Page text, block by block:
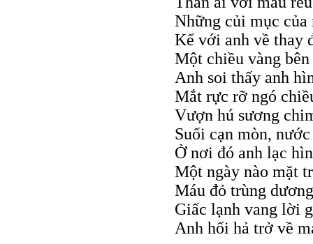
Những củi mục của
Kể với anh về thay
Một chiều vàng
Anh soi thấy anh
Mắt rực rỡ ngó
Vượn hú sương
Suối cạn mòn,
Ở nơi đó anh lạc
Một ngày nào mặt
Máu đỏ trùng
Giấc lạnh vang lời
Anh hối hả trở về